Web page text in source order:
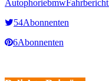
AutophoriebmwFahrbericht
54Abonnenten
6Abonnenten